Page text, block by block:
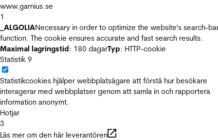
www.garnius.se
1
_ALGOLIANecessary in order to optimize the website's search-
function. The cookie ensures accurate and fast search results.
Maximal lagringstid: 180 dagarTyp: HTTP-cookie
Statistik 9
Statistikcookies hjälper webbplatsägare att förstå hur besökare
interagerar med webbplatser genom att samla in och rapportera
information anonymt.
Hotjar
3
Läs mer om den här leverantören